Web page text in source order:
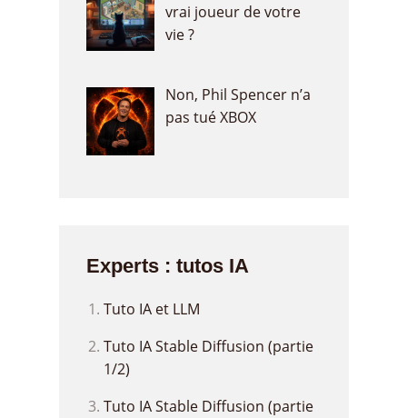
vrai joueur de votre
vie ?
Non, Phil Spencer n’a
pas tué XBOX
Experts : tutos IA
Tuto IA et LLM
Tuto IA Stable Diffusion (partie
1/2)
Tuto IA Stable Diffusion (partie